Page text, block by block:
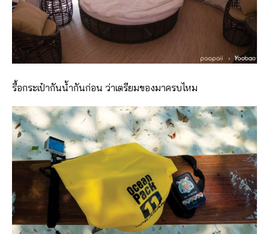
รื้อกระเป๋ากันน้ำกันก่อน ว่าเตรียมของมาครบไหม